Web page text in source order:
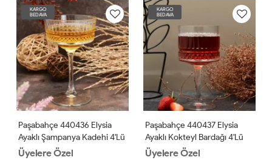
KARGO
BEDAVA
Paşabahçe 440436 Elysia
Ayaklı Şampanya Kadehi 4'lü
Üyelere Özel
KARGO
BEDAVA
Paşabahçe 440437 Elysia
Ayaklı Kokteyl Bardağı 4'lü
Üyelere Özel